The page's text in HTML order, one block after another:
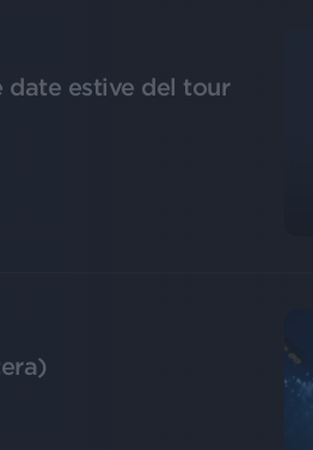
date estive del tour